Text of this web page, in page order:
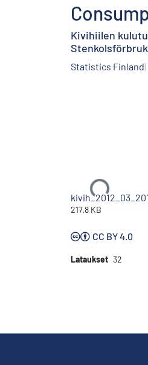
Kivihiilen
Statistics Finland
Ladataan...
217.8 KB
CC BY 4.0
Lataukset 32